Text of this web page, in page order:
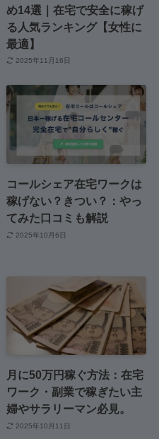
め14選｜在宅で安全に稼げ
る人気ランキング【女性に
最適】
2025年11月16日
コールシェア在宅ワークは
稼げない？きつい？：やっ
てみた口コミも解説
2025年10月6日
月に50万円稼ぐ方法：在宅
ワーク・副業で稼ぎたい主
婦やサラリーマン必見。
2025年10月11日